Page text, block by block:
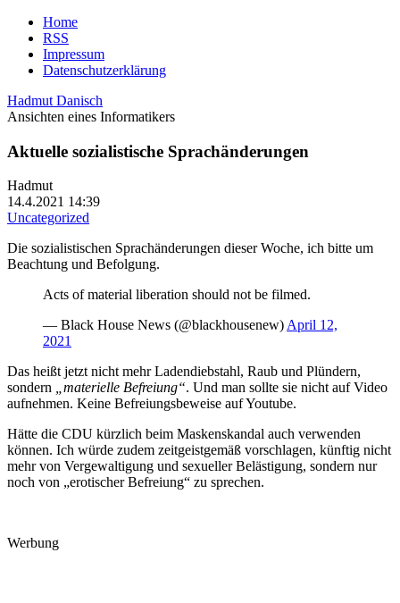
Home
RSS
Impressum
Datenschutzerklärung
Hadmut Danisch
Ansichten eines Informatikers
Aktuelle sozialistische Sprachänderungen
Hadmut
14.4.2021 14:39
Uncategorized
Die sozialistischen Sprachänderungen dieser Woche, ich bitte um
Beachtung und Befolgung.
Acts of material liberation should not be filmed.
— Black House News (@blackhousenew)April 12,
2021
Das heißt jetzt nicht mehr Ladendiebstahl, Raub und Plündern,
sondern „materielle Befreiung“. Und man sollte sie nicht auf Video
aufnehmen. Keine Befreiungsbeweise auf Youtube.
Hätte die CDU kürzlich beim Maskenskandal auch verwenden
können. Ich würde zudem zeitgeistgemäß vorschlagen, künftig nicht
mehr von Vergewaltigung und sexueller Belästigung, sondern nur
noch von „erotischer Befreiung“ zu sprechen.
Werbung